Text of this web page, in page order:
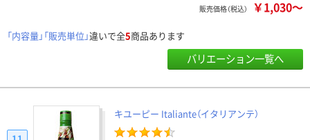
販売価格（税込） ￥1,030～
「内容量」「販売単位」違いで全5商品あります
バリエーション一覧へ
キユーピー Italiante（イタリアンテ）